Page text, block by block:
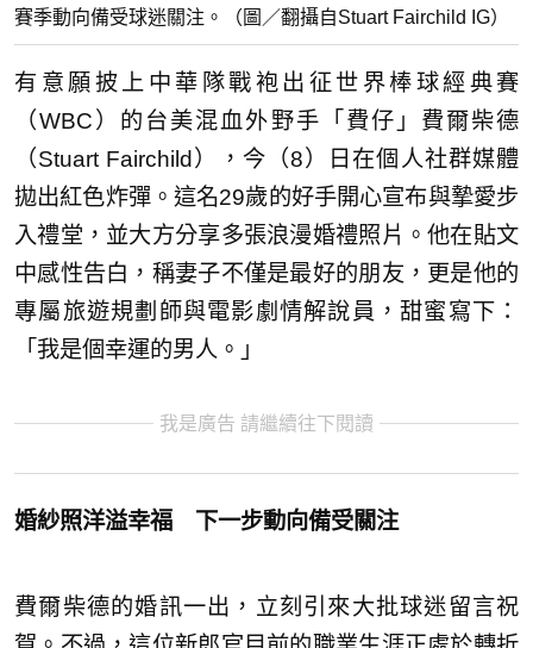
賽季動向備受球迷關注。（圖／翻攝自Stuart Fairchild IG）
有意願披上中華隊戰袍出征世界棒球經典賽
（WBC）的台美混血外野手「費仔」費爾柴德
（Stuart Fairchild），今（8）日在個人社群媒體
拋出紅色炸彈。這名29歲的好手開心宣布與摯愛步
入禮堂，並大方分享多張浪漫婚禮照片。他在貼文
中感性告白，稱妻子不僅是最好的朋友，更是他的
專屬旅遊規劃師與電影劇情解說員，甜蜜寫下：
「我是個幸運的男人。」
我是廣告 請繼續往下閱讀
婚紗照洋溢幸福 下一步動向備受關注
費爾柴德的婚訊一出，立刻引來大批球迷留言祝